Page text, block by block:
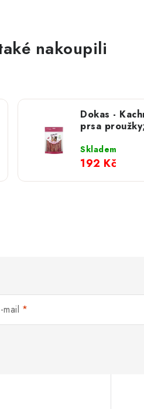
nakoupili
Dokas -
prsa
Skladem
192 Kč
mail